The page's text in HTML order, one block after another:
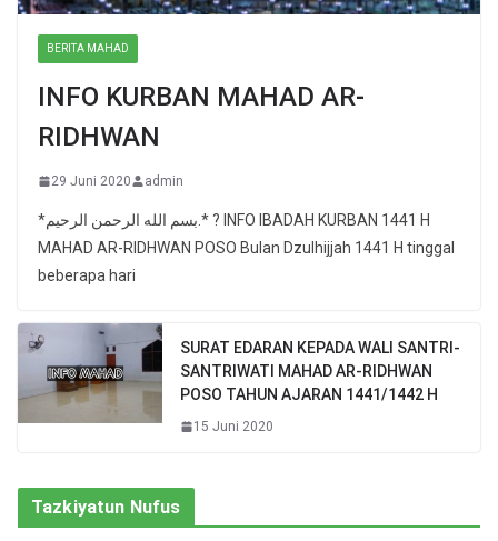
BERITA MAHAD
INFO KURBAN MAHAD AR-
RIDHWAN
29 Juni 2020 admin
*بسم الله الرحمن الرحيم.* ? INFO IBADAH KURBAN 1441 H
MAHAD AR-RIDHWAN POSO Bulan Dzulhijjah 1441 H tinggal
beberapa hari
SURAT EDARAN KEPADA WALI SANTRI-
SANTRIWATI MAHAD AR-RIDHWAN
POSO TAHUN AJARAN 1441/1442 H
15 Juni 2020
Tazkiyatun Nufus